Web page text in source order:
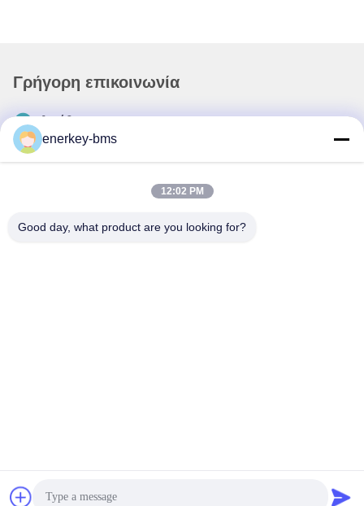
Γρήγορη επικοινωνία
Διεύθυνση
Περιοχή Α, 9ος όροφος, κτίριο Γ, βιομηχανικό πάρκο
χαμηλών ανθρακούχων εκπομπών Guancheng, κοινότητα
Shenzhen, Κίνα, 518106
Τηλ.
enerkey-bms
12:02 PM
Good day, what product are you looking for?